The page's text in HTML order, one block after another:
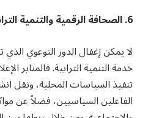
6. الصحافة الرقمية والتنمية الترابية
لا يمكن إغفال الدور التوعوي
خدمة التنمية الترابية. فالمنابر
تنفيذ السياسات المحلية، ونقل
الفاعلين السياسيين، فضلاً عن